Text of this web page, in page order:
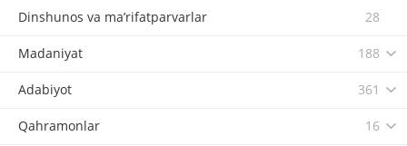
Dinshunos va ma’rifatparvarlar 28
Madaniyat 188
Adabiyot 361
Qahramonlar 16